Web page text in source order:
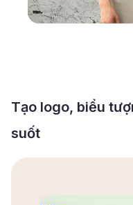
Tạo logo, biểu
suốt